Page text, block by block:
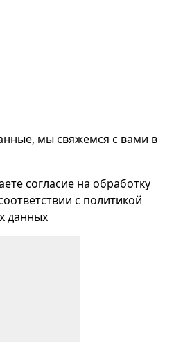
мы свяжемся с вами в
согласие на обработку
с политикой
данных